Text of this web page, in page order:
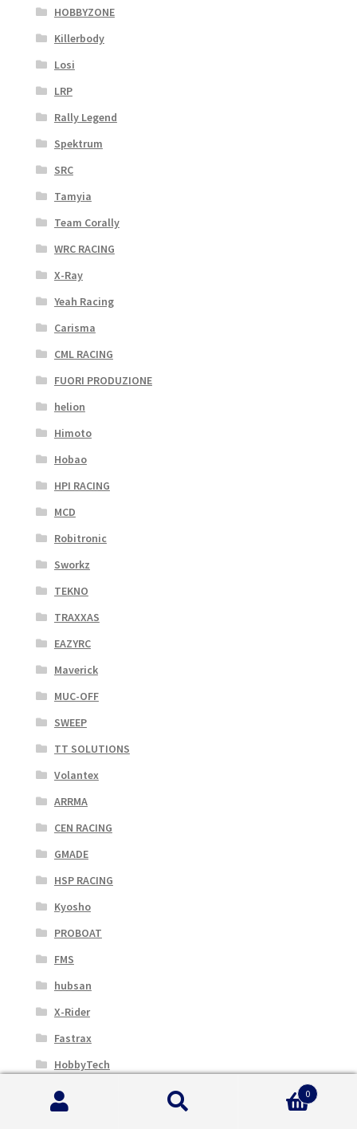
HOBBYZONE
Killerbody
Losi
LRP
Rally Legend
Spektrum
SRC
Tamyia
Team Corally
WRC RACING
X-Ray
Yeah Racing
Carisma
CML RACING
FUORI PRODUZIONE
helion
Himoto
Hobao
HPI RACING
MCD
Robitronic
Sworkz
TEKNO
TRAXXAS
EAZYRC
Maverick
MUC-OFF
SWEEP
TT SOLUTIONS
Volantex
ARRMA
CEN RACING
GMADE
HSP RACING
Kyosho
PROBOAT
FMS
hubsan
X-Rider
Fastrax
HobbyTech
Enigma
0